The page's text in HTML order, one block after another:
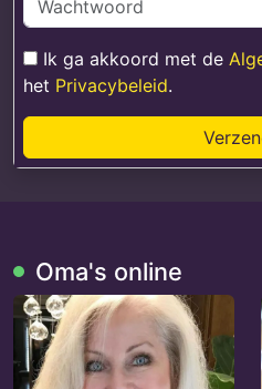
Ik ga akkoord met de
het Privacybeleid.
Oma's online